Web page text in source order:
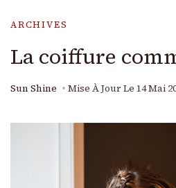
ARCHIVES
La coiffure
Sun Shine Mise À Jour Le 14 Mai